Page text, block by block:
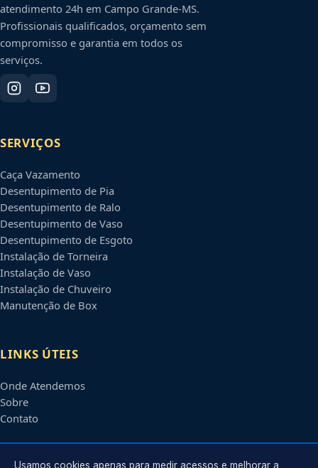
atendimento 24h em Campo Grande-MS.
Profissionais qualificados, orçamento sem
compromisso e garantia em todos os
serviços.
SERVIÇOS
Caça Vazamento
Desentupimento de Pia
Desentupimento de Ralo
Desentupimento de Vaso
Desentupimento de Esgoto
Instalação de Torneira
Instalação de Vaso
Instalação de Chuveiro
Manutenção de Box
LINKS ÚTEIS
Onde Atendemos
Sobre
Contato
Usamos cookies apenas para medir acessos e melhorar a